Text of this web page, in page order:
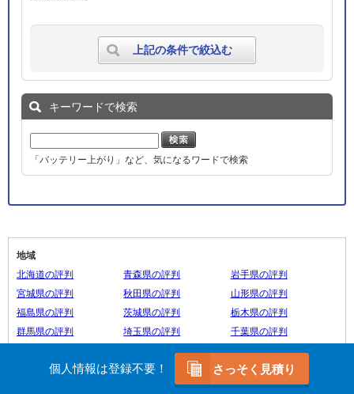
上記の条件で絞込む
キーワードで検索
「バッテリー上がり」など、気になるワードで検索
地域
北海道の評判
青森県の評判
岩手県の評判
宮城県の評判
秋田県の評判
山形県の評判
福島県の評判
茨城県の評判
栃木県の評判
群馬県の評判
埼玉県の評判
千葉県の評判
神奈川県の評判
新潟県の評判
富山県の評判
石川県の評判
福井県の評判
長野県の評判 岐阜県の評判
個人情報は登録不要！ さっそく見積り